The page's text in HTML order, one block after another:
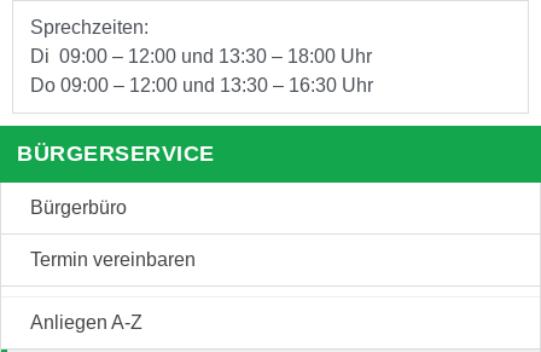
BÜRGERSERVICE
Bürgerbüro
Termin vereinbaren
Anliegen A-Z
Sprechzeiten:
Di 09:00 – 12:00 und 13:30 – 18:00 Uhr
Do 09:00 – 12:00 und 13:30 – 16:30 Uhr